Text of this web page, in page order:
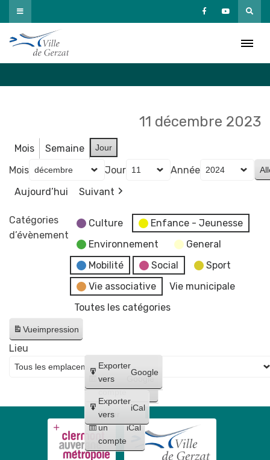
Passer
au
contenu
11 décembre 2023
Mois Semaine Jour
Mois Jour
Année
Aujourd’hui
Suivant
Catégories
d’évènement
Culture
Enfance - Jeunesse
Environnement
General
Mobilité
Social
Sport
Vie associative
Vie municipale
Toutes les catégories
Vueimpression
Créer
un
compte
Google
Créer
un
compte
iCal
Exporter
vers
Google
Exporter
vers
iCal
Lieu